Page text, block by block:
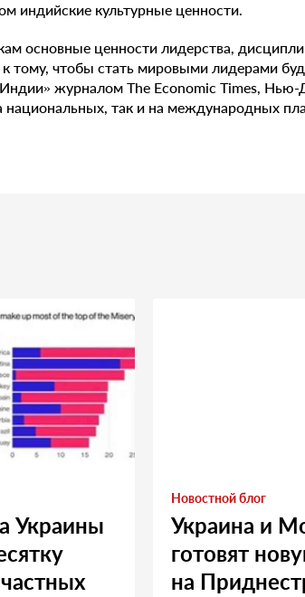
индийские культурные ценности.
основные ценности лидерства,
к тому, чтобы стать мировыми лидерами
журналом The Economic Times, Нью-
национальных, так и на международных
Украины
Новостной блог
Украина и
готовят
на